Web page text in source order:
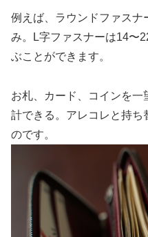
例えば、ラウンドファス
み。L字ファスナーは14〜
ぶことができます。
お札、カード、コインを
計できる。アレコレと持ち
のです。